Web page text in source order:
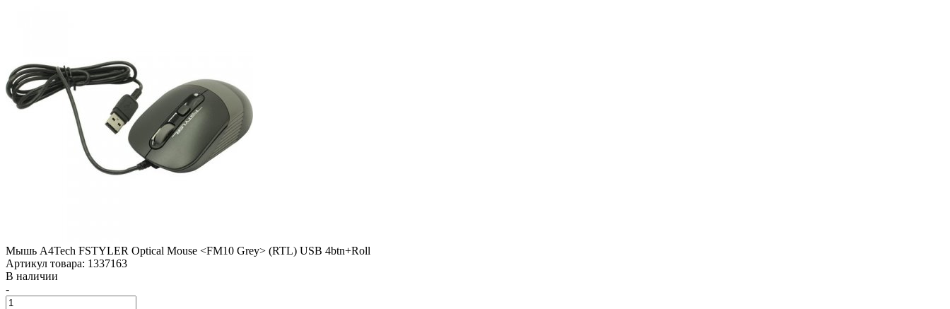
Мышь A4Tech FSTYLER Optical Mouse <FM10 Grey> (RTL) USB 4btn+­Roll
Артикул товара: 1337163
В наличии
-